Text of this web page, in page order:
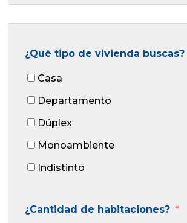
¿Qué tipo de vivienda buscas?
Casa
Departamento
Dúplex
Monoambiente
Indistinto
¿Cantidad de habitaciones?